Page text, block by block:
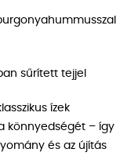
sűrített tejjel
ízek
könnyedségét – így
és az újítás